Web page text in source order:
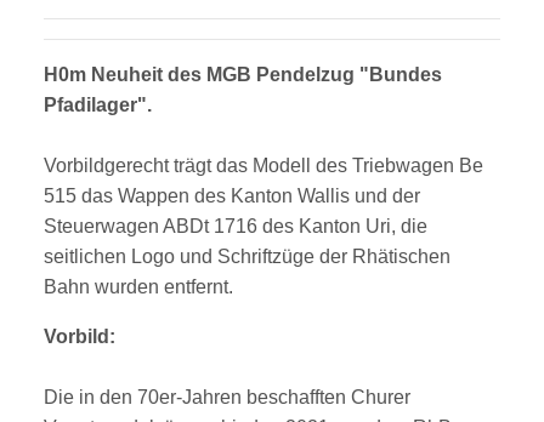
H0m Neuheit des MGB Pendelzug "Bundes
Pfadilager".
Vorbildgerecht trägt das Modell des Triebwagen Be
515 das Wappen des Kanton Wallis und der
Steuerwagen ABDt 1716 des Kanton Uri, die
seitlichen Logo und Schriftzüge der Rhätischen
Bahn wurden entfernt.
Vorbild:
Die in den 70er-Jahren beschafften Churer